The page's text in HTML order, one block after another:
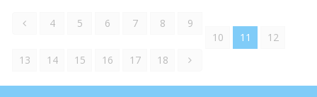
4 5 6 7 8
9
10
11
12
13
14 15 16 17 18